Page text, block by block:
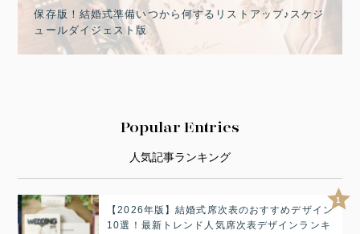
保存版！結婚式準備いつから何するリストアップ♪スケジ
ュールダイジェスト版
Popular Entries
人気記事ランキング
1
【2026年版】結婚式席次表のおすすめデザイン
10選！最新トレンド人気席次表デザインランキ